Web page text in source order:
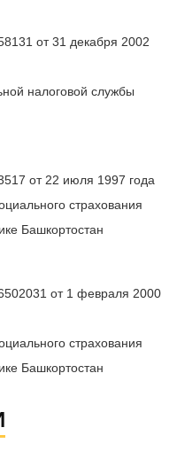
от 31 декабря 2002
налоговой службы
от 22 июля 1997 года
страхования
Башкортостан
от 1 февраля 2000
страхования
Башкортостан